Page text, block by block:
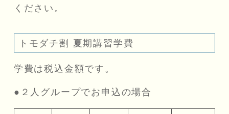
ください。
トモダチ割 夏期講習学費
学費は税込金額です。
●２人グループでお申込の場合